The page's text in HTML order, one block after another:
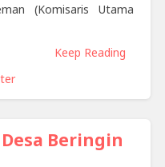
(Komisaris Utama
Keep Reading
Beringin